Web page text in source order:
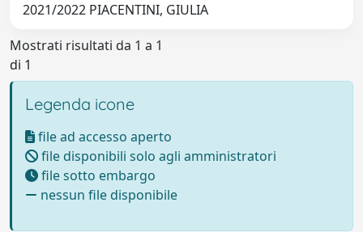
2021/2022 PIACENTINI, GIULIA
Mostrati risultati da 1 a 1
di 1
Legenda icone
file ad accesso aperto
file disponibili solo agli amministratori
file sotto embargo
nessun file disponibile